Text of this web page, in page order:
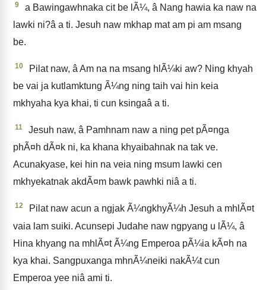
9
a Bawingawhnaka cit be lÃ¼, â Nang hawia ka naw na
lawki ni?â a ti. Jesuh naw mkhap mat am pi am msang
be.
10
Pilat naw, â Am na na msang hlÃ¼ki aw? Ning khyah
be vai ja kutlamktung Ã¼ng ning taih vai hin keia
mkhyaha kya khai, ti cun ksingaâ a ti.
11
Jesuh naw, â Pamhnam naw a ning pet pÃ¤nga
phÃ¤h dÃ¤k ni, ka khana khyaibahnak na tak ve.
Acunakyase, kei hin na veia ning msum lawki cen
mkhyekatnak akdÃ¤m bawk pawhki niâ a ti.
12
Pilat naw acun a ngjak Ã¼ngkhyÃ¼h Jesuh a mhlÃ¤t
vaia lam suiki. Acunsepi Judahe naw ngpyang u lÃ¼, â
Hina khyang na mhlÃ¤t Ã¼ng Emperoa pÃ¼ia kÃ¤h na
kya khai. Sangpuxanga mhnÃ¼neiki nakÃ¼t cun
Emperoa yee niâ ami ti.